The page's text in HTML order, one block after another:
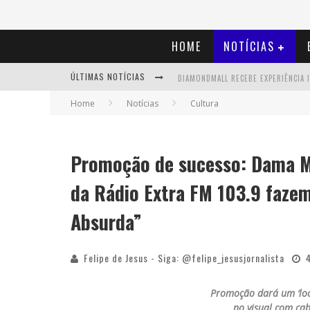
HOME NOTÍCIAS
ÚLTIMAS NOTÍCIAS
Home Notícias Cultura
Promoção de sucesso: Dama
da Rádio Extra FM 103.9
Absurda”
Felipe de Jesus - Siga: @felipe_jesusjornalista
Promoção dará um